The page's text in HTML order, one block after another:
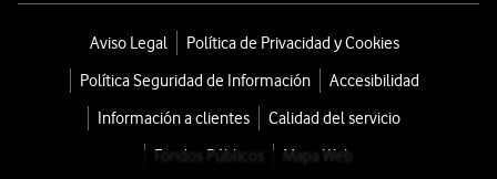
Aviso Legal
Política de Privacidad y Cookies
Política Seguridad de Información
Accesibilidad
Información a clientes
Calidad del servicio
Fondos Públicos
Mapa Web